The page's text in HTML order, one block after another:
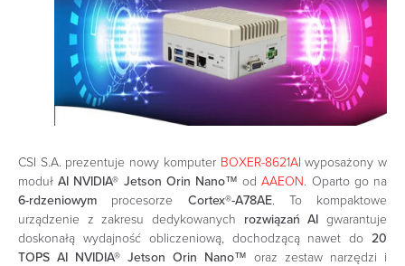
CSI S.A. prezentuje nowy komputer BOXER-8621AI wyposażony w
modułAI NVIDIA® Jetson Orin Nano™ odAAEON. Oparto go na
6-rdzeniowym procesorze Cortex®-A78AE. To kompaktowe
urządzenie z zakresu dedykowanych rozwiązań AI gwarantuje
doskonałą wydajność obliczeniową, dochodzącą nawet do 20
TOPS AI NVIDIA® Jetson Orin Nano™ oraz zestaw narzędzi i